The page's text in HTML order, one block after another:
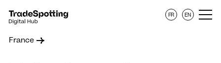
France
FR EN